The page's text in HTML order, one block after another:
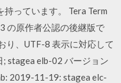
っています。 Tera Term
の原作者公認の後継版で
り、UTF-8 表示に対応して
; stagea elb-02 バージョン
2019-11-19: stagea elc-